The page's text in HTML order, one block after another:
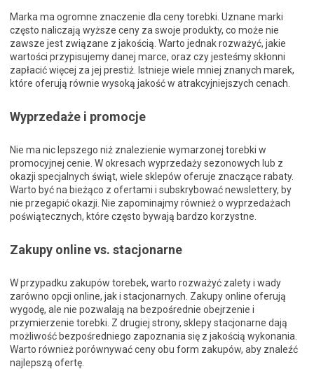
Marka ma ogromne znaczenie dla ceny torebki. Uznane marki
często naliczają wyższe ceny za swoje produkty, co może nie
zawsze jest związane z jakością. Warto jednak rozważyć, jakie
wartości przypisujemy danej marce, oraz czy jesteśmy skłonni
zapłacić więcej za jej prestiż. Istnieje wiele mniej znanych marek,
które oferują równie wysoką jakość w atrakcyjniejszych cenach.
Wyprzedaże i promocje
Nie ma nic lepszego niż znalezienie wymarzonej torebki w
promocyjnej cenie. W okresach wyprzedaży sezonowych lub z
okazji specjalnych świąt, wiele sklepów oferuje znaczące rabaty.
Warto być na bieżąco z ofertami i subskrybować newslettery, by
nie przegapić okazji. Nie zapominajmy również o wyprzedażach
poświątecznych, które często bywają bardzo korzystne.
Zakupy online vs. stacjonarne
W przypadku zakupów torebek, warto rozważyć zalety i wady
zarówno opcji online, jak i stacjonarnych. Zakupy online oferują
wygodę, ale nie pozwalają na bezpośrednie obejrzenie i
przymierzenie torebki. Z drugiej strony, sklepy stacjonarne dają
możliwość bezpośredniego zapoznania się z jakością wykonania.
Warto również porównywać ceny obu form zakupów, aby znaleźć
najlepszą ofertę.